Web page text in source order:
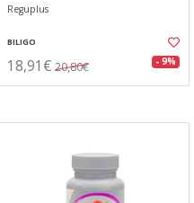
Reguplus
BILIGO
18,91€ 20,80€ - 9%